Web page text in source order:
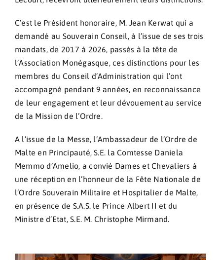
C’est le Président honoraire, M. Jean Kerwat qui a
demandé au Souverain Conseil, à l’issue de ses trois
mandats, de 2017 à 2026, passés à la tête de
l’Association Monégasque, ces distinctions pour les
membres du Conseil d’Administration qui l’ont
accompagné pendant 9 années, en reconnaissance
de leur engagement et leur dévouement au service
de la Mission de l’Ordre.
A l’issue de la Messe, l’Ambassadeur de l’Ordre de
Malte en Principauté, S.E. la Comtesse Daniela
Memmo d’Amelio, a convié Dames et Chevaliers à
une réception en l’honneur de la Fête Nationale de
l’Ordre Souverain Militaire et Hospitalier de Malte,
en présence de S.A.S. le Prince Albert II et du
Ministre d’Etat, S.E. M. Christophe Mirmand.